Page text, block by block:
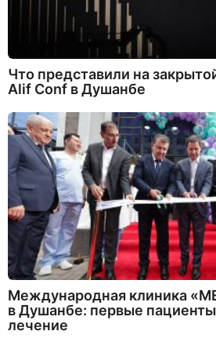
Что представили на
Alif Conf в Душанбе
Международная клиника
в Душанбе: первые
лечение